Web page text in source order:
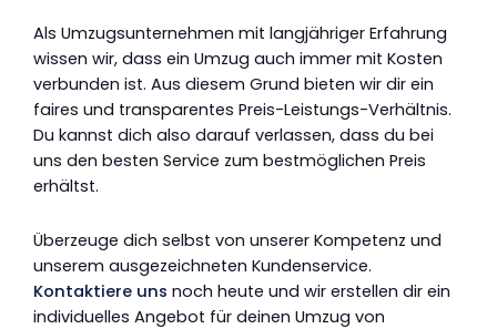
Als Umzugsunternehmen mit langjähriger Erfahrung
wissen wir, dass ein Umzug auch immer mit Kosten
verbunden ist. Aus diesem Grund bieten wir dir ein
faires und transparentes Preis-Leistungs-Verhältnis.
Du kannst dich also darauf verlassen, dass du bei
uns den besten Service zum bestmöglichen Preis
erhältst.
Überzeuge dich selbst von unserer Kompetenz und
unserem ausgezeichneten Kundenservice.
Kontaktiere uns noch heute und wir erstellen dir ein
individuelles Angebot für deinen Umzug von